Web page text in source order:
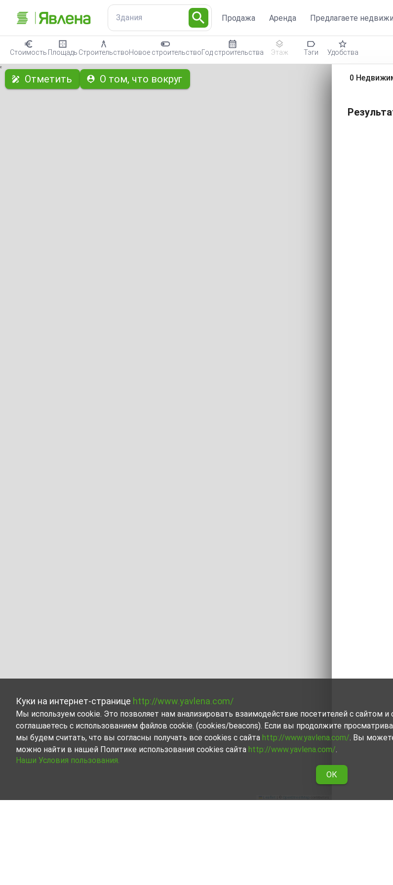
Здания Продажа Аренда Предлагаете
Стоимость Площадь СтроительствоНовое строительствоГод строительства Этаж Тэги Удобства
с
Отметить О том, что вокруг 0
Куки на интернет-странице http://www.yavlena.com/
Мы используем cookie. Это позволяет нам анализировать взаимодействие посетителей с сайтом
соглашаетесь с использованием файлов cookie. (cookies/beacons). Если вы продолжите
мы будем считать, что вы согласны получать все cookies с сайта http://www.yavlena.com/. Вы
можно найти в нашей Политике использования cookies сайта http://www.yavlena.com/.
Наши Условия пользования.
ОК